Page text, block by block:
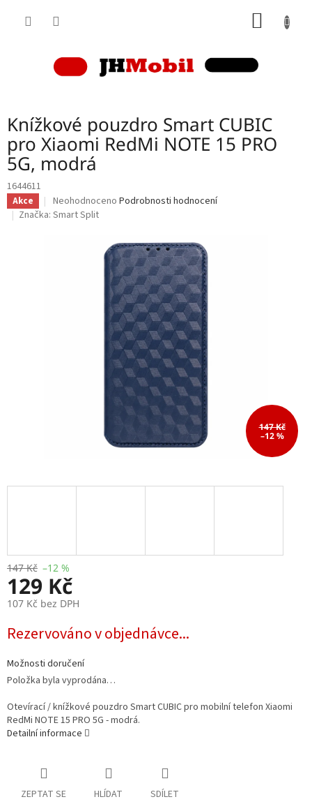
Knížkové pouzdro Smart CUBIC
pro Xiaomi RedMi NOTE 15 PRO
5G, modrá
1644611
Akce
Průměrné
hodnocení
Neohodnoceno Podrobnosti hodnocení
Značka: Smart Split
147 Kč
–12 %
147 Kč –12 %
129 Kč
107 Kč bez DPH
cena:
Rezervováno v objednávce...
Možnosti doručení
Položka byla vyprodána…
Otevírací / knížkové pouzdro Smart CUBIC pro mobilní telefon Xiaomi
RedMi NOTE 15 PRO 5G - modrá.
Detailní informace
ZEPTAT SE HLÍDAT SDÍLET